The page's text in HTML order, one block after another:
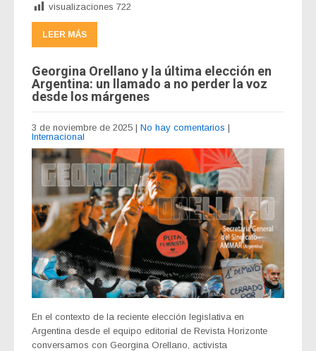
visualizaciones 722
LEER MÁS
Georgina Orellano y la última elección en
Argentina: un llamado a no perder la voz
desde los márgenes
3 de noviembre de 2025 | No hay comentarios |
Internacional
En el contexto de la reciente elección legislativa en
Argentina desde el equipo editorial de Revista Horizonte
conversamos con Georgina Orellano, activista